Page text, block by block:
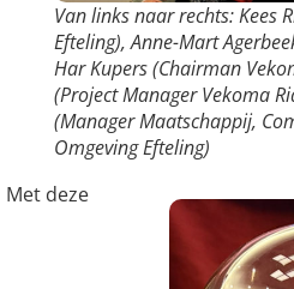
Van links naar rechts: Kees
Efteling), Anne-Mart
Har Kupers (Chairman
(Project Manager Vekoma
(Manager Maatschappij,
Omgeving Efteling)
Met deze